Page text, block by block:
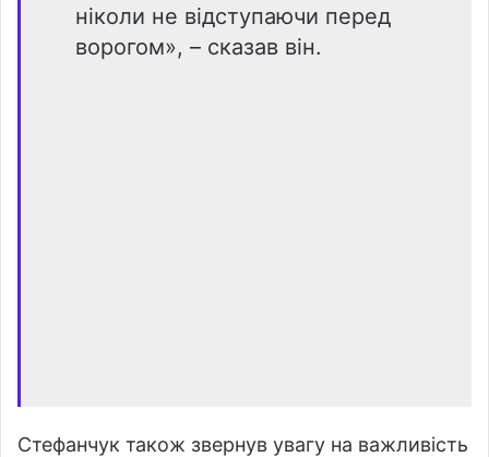
ніколи не відступаючи перед
ворогом», – сказав він.
Стефанчук також звернув увагу на важливість